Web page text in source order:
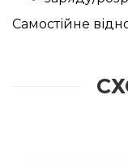
Самостійне